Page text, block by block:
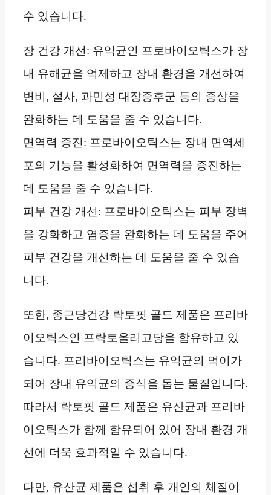
수 있습니다.
장 건강 개선: 유익균인 프로바이오틱스가 장
내 유해균을 억제하고 장내 환경을 개선하여
변비, 설사, 과민성 대장증후군 등의 증상을
완화하는 데 도움을 줄 수 있습니다.
면역력 증진: 프로바이오틱스는 장내 면역세
포의 기능을 활성화하여 면역력을 증진하는
데 도움을 줄 수 있습니다.
피부 건강 개선: 프로바이오틱스는 피부 장벽
을 강화하고 염증을 완화하는 데 도움을 주어
피부 건강을 개선하는 데 도움을 줄 수 있습
니다.
또한, 종근당건강 락토핏 골드 제품은 프리바
이오틱스인 프락토올리고당을 함유하고 있
습니다. 프리바이오틱스는 유익균의 먹이가
되어 장내 유익균의 증식을 돕는 물질입니다.
따라서 락토핏 골드 제품은 유산균과 프리바
이오틱스가 함께 함유되어 있어 장내 환경 개
선에 더욱 효과적일 수 있습니다.
다만, 유산균 제품은 섭취 후 개인의 체질이